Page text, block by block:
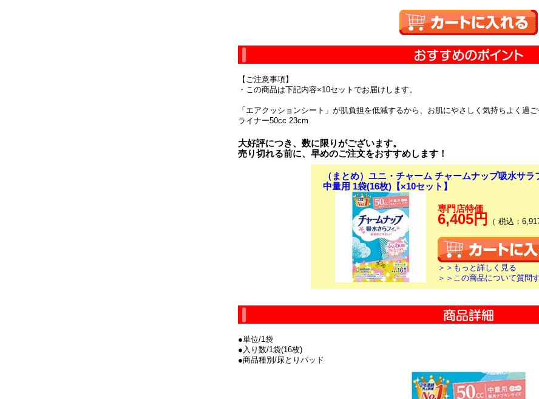
【ご注意事項】
・この商品は下記内容×10セットでお届けします。
「エアクッションシート」が肌負担を低減するから、お肌にやさしく気持ちよく過
ライナー50cc 23cm
大好評につき、数に限りがございます。
売り切れる前に、早めのご注文をおすすめします！
（まとめ）ユニ・チャーム チャームナップ吸水サ
中量用 1袋(16枚)【×10セット】
専門店特価
6,405円 （ 税込：
＞＞もっと詳しく見る
＞＞この商品について質問
●単位/1袋
●入り数/1袋(16枚)
●商品種別/尿とりパッド